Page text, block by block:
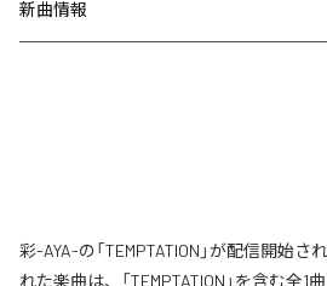
新曲情報
彩-AYA-の「TEMPTATION」が配信開始
れた楽曲は、「TEMPTATION」を含む全1